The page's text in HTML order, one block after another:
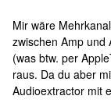
Mir wäre
zwischen Amp und
(was btw. per
raus. Da du aber
Audioextractor mit